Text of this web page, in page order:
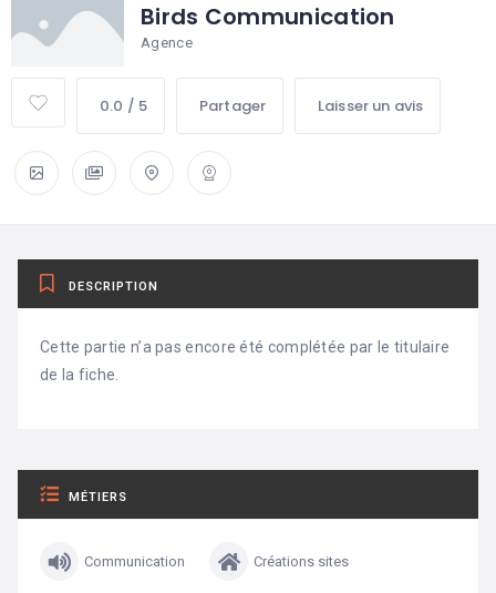
Birds Communication
Agence
0.0 / 5 Partager Laisser un avis
DESCRIPTION
Cette partie n’a pas encore été complétée par le titulaire
de la fiche.
MÉTIERS
Communication Créations sites